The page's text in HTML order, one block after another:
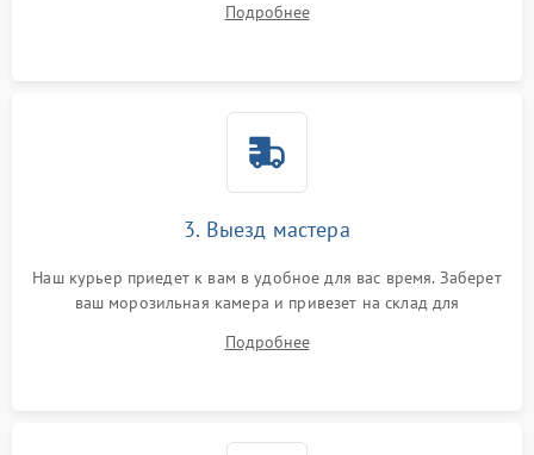
Подробнее
3. Выезд мастера
Наш курьер приедет к вам в удобное для вас время. Заберет
ваш морозильная камера и привезет на склад для
Подробнее